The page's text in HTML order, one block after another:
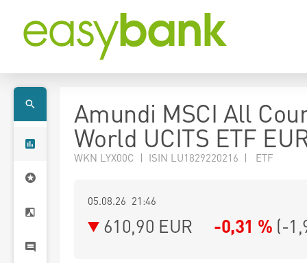
Amundi MSCI All
World UCITS ETF
WKN LYX00C | ISIN LU1829220216 | ETF
05.08.26 21:46
610,90 EUR -0,31 % (-